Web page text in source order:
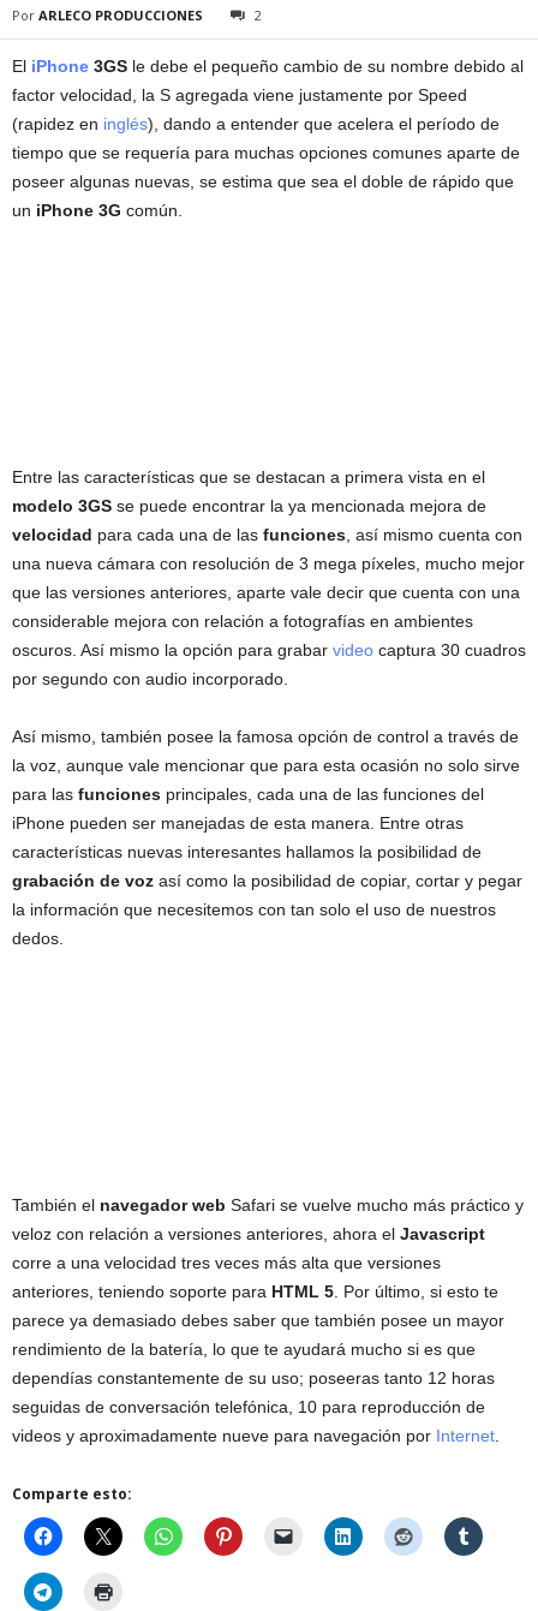
Por ARLECO PRODUCCIONES 2
El iPhone 3GS le debe el pequeño cambio de su nombre debido al
factor velocidad, la S agregada viene justamente por Speed
(rapidez en inglés), dando a entender que acelera el período de
tiempo que se requería para muchas opciones comunes aparte de
poseer algunas nuevas, se estima que sea el doble de rápido que
un iPhone 3G común.
Entre las características que se destacan a primera vista en el
modelo 3GS se puede encontrar la ya mencionada mejora de
velocidad para cada una de las funciones , así mismo cuenta con
una nueva cámara con resolución de 3 mega píxeles, mucho mejor
que las versiones anteriores, aparte vale decir que cuenta con una
considerable mejora con relación a fotografías en ambientes
oscuros. Así mismo la opción para grabar video captura 30 cuadros
por segundo con audio incorporado.
Así mismo, también posee la famosa opción de control a través de
la voz, aunque vale mencionar que para esta ocasión no solo sirve
para las funciones principales, cada una de las funciones del
iPhone pueden ser manejadas de esta manera. Entre otras
características nuevas interesantes hallamos la posibilidad de
grabación de voz así como la posibilidad de copiar, cortar y pegar
la información que necesitemos con tan solo el uso de nuestros
dedos.
También el navegador web Safari se vuelve mucho más práctico y
veloz con relación a versiones anteriores, ahora el Javascript
corre a una velocidad tres veces más alta que versiones
anteriores, teniendo soporte para HTML 5 . Por último, si esto te
parece ya demasiado debes saber que también posee un mayor
rendimiento de la batería, lo que te ayudará mucho si es que
dependías constantemente de su uso; poseeras tanto 12 horas
seguidas de conversación telefónica, 10 para reproducción de
videos y aproximadamente nueve para navegación por Internet
Comparte esto: